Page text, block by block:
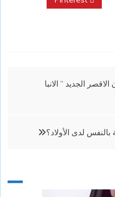
الجديد ” الانبا
بالنفس لدى الأولاد؟